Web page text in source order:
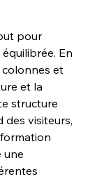
pour
En
et
et la
structure
des visiteurs,
une